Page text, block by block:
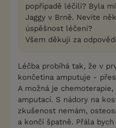
popřípadě léčili? Byla
Jaggy v Brně. Nevíte
úspěšnost léčení?
Všem děkuji za odpovědi
Léčba probíhá tak, že v
končetina amputuje -
A možná je
amputací. S nádory na
zkušenost nemám,
a končí špatně. Přála